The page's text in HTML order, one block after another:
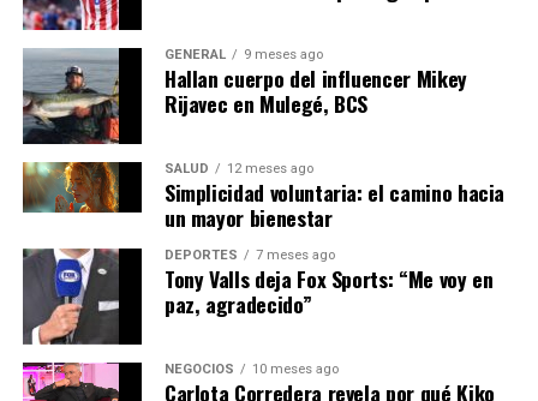
sus efectos”.
En conclusión, la inteligencia artificial está
remodelando el panorama laboral en España. Aunque
presenta desafíos, también abre la puerta a nuevas
oportunidades que, con la preparación adecuada,
pueden ser aprovechadas para el beneficio de todos.
NOTICIAS RELACIONADAS:
SIGUIENTE
Aumento de la Inseguridad en Ciudad de México
Preocupa a Residentes
GENERAL 9 meses ago
Hallan cuerpo del influencer Mikey
Rijavec en Mulegé, BCS
SALUD 12 meses ago
Simplicidad voluntaria: el camino hacia
un mayor bienestar
DEPORTES 7 meses ago
Tony Valls deja Fox Sports: “Me voy en
paz, agradecido”
NEGOCIOS 10 meses ago
Carlota Corredera revela por qué Kiko